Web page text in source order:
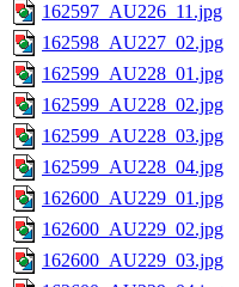
162597_AU226_11.jpg
162598_AU227_02.jpg
162599_AU228_01.jpg
162599_AU228_02.jpg
162599_AU228_03.jpg
162599_AU228_04.jpg
162600_AU229_01.jpg
162600_AU229_02.jpg
162600_AU229_03.jpg